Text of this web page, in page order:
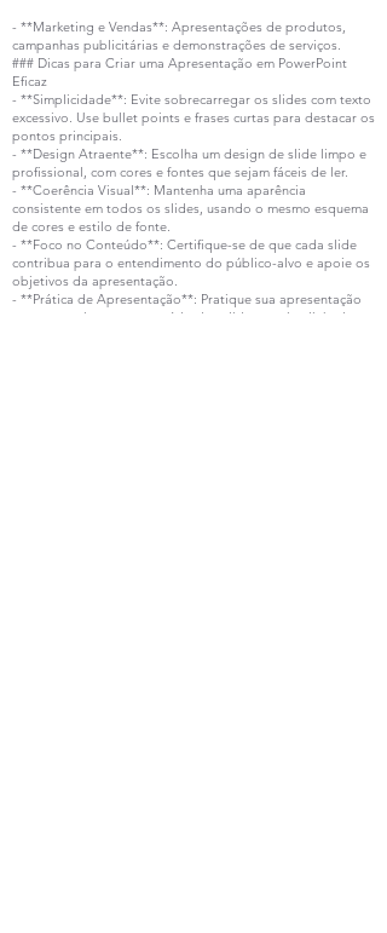
- **Marketing e Vendas**: Apresentações de produtos,
campanhas publicitárias e demonstrações de serviços.
### Dicas para Criar uma Apresentação em PowerPoint
Eficaz
- **Simplicidade**: Evite sobrecarregar os slides com texto
excessivo. Use bullet points e frases curtas para destacar os
pontos principais.
- **Design Atraente**: Escolha um design de slide limpo e
profissional, com cores e fontes que sejam fáceis de ler.
- **Coerência Visual**: Mantenha uma aparência
consistente em todos os slides, usando o mesmo esquema
de cores e estilo de fonte.
- **Foco no Conteúdo**: Certifique-se de que cada slide
contribua para o entendimento do público-alvo e apoie os
objetivos da apresentação.
- **Prática de Apresentação**: Pratique sua apresentação
para garantir que o conteúdo dos slides esteja alinhado